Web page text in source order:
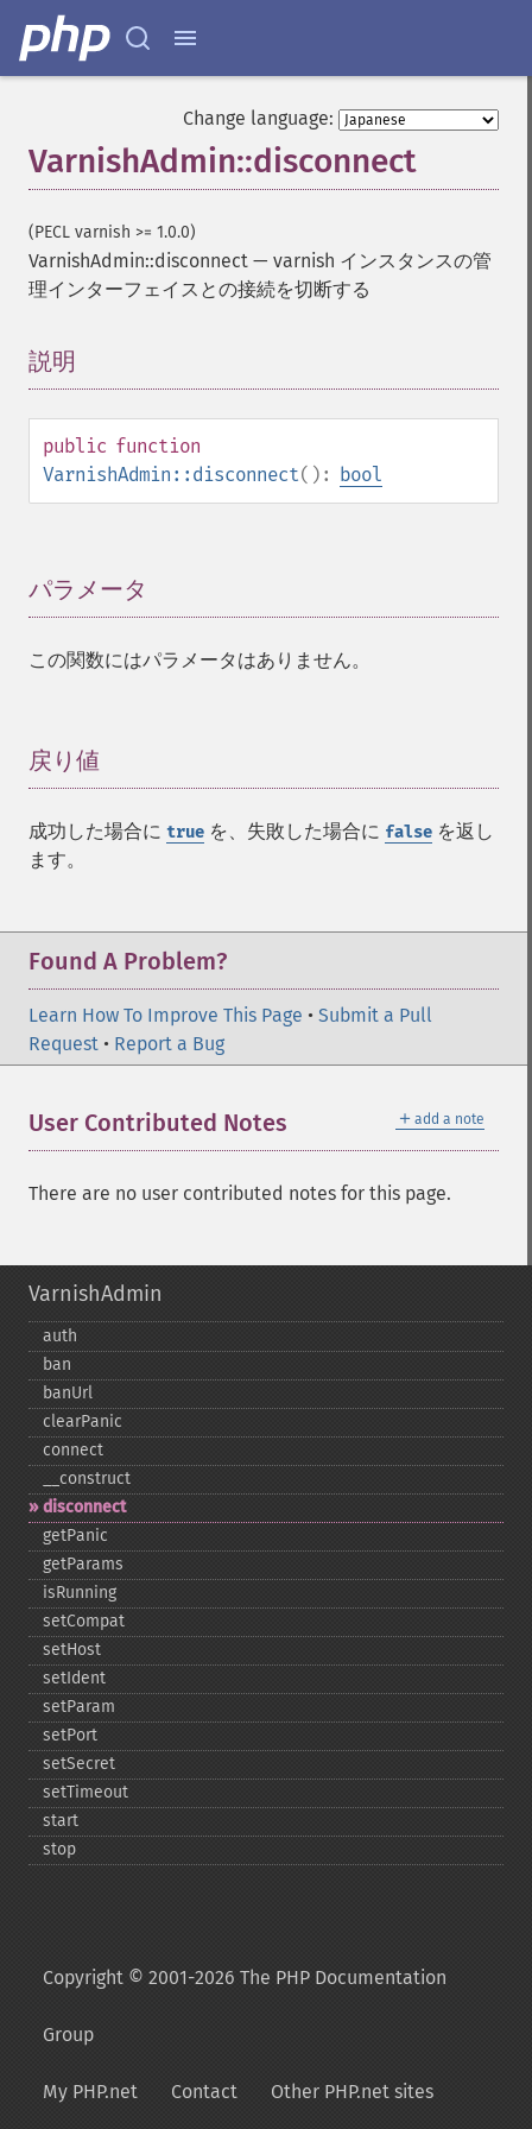
Change language:
VarnishAdmin::disconnect
(PECL varnish >= 1.0.0)
VarnishAdmin::disconnect — varnish インスタンスの管
理インターフェイスとの接続を切断する
説明
public function
VarnishAdmin::disconnect(): bool
パラメータ
この関数にはパラメータはありません。
戻り値
成功した場合に true を、失敗した場合に false を返し
ます。
Found A Problem?
Learn How To Improve This Page • Submit a Pull
Request • Report a Bug
＋ add a note
User Contributed Notes
There are no user contributed notes for this page.
VarnishAdmin
auth
ban
banUrl
clearPanic
connect
_​_​construct
disconnect
getPanic
getParams
isRunning
setCompat
setHost
setIdent
setParam
setPort
setSecret
setTimeout
start
stop
Copyright © 2001-2026 The PHP Documentation
Group
My PHP.net Contact Other PHP.net sites